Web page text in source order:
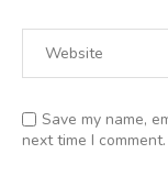
Save my name,
next time I comment.